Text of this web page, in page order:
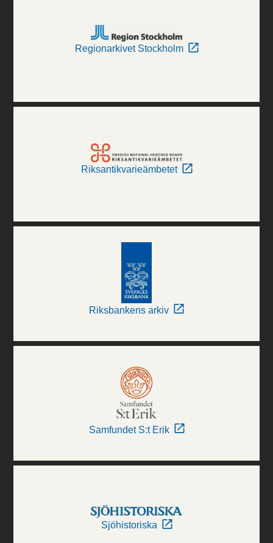
Regionarkivet Stockholm
Riksantikvarieämbetet
Riksbankens arkiv
Samfundet S:t Erik
Sjöhistoriska